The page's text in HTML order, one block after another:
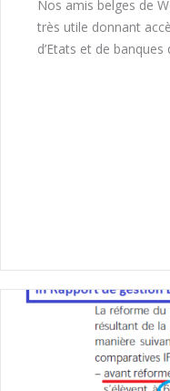
Nos amis belges de
très utile donnant
d’Etats et de banques